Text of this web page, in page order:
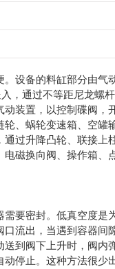
。设备的料缸部分由气
，通过不等距尼龙螺
装置，以控制碟阀
、蜗轮变速箱、空
过升降凸轮、联接
磁换向阀、操作箱、
密封。低真空度是
流出，当遇到容器
到阀下上升时，阀
停止。这种方法很